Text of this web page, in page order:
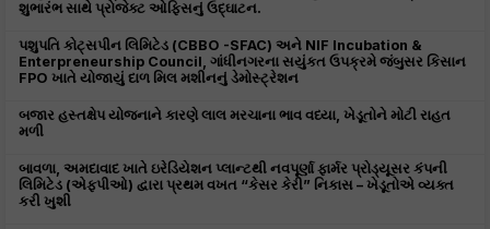
શુભારંભ સાથે પ્રોજેક્ટ ઓફિસનું ઉદ્ઘાટન.
પશુપતિ કોટ્સપીન લિમિટેડ (CBBO -SFAC) અને NIF Incubation &
Enterpreneurship Council, ગાંધીનગરના સયુંકત ઉપક્રમે જંબુસર કિસાન
FPO ખાતે યોજાયું દાળ મિલ મશીનનું ડેમોસ્ટ્રેશન
બજાર હસ્તક્ષેપ યોજનાને કારણે લાલ મરચાના ભાવ વધ્યા, ખેડૂતોને મોટી રાહત
મળી
બાવળા, અમદાવાદ ખાતે ઇરેડિયેશન પ્લાન્ટથી નવપૂર્ણા ફાર્મર પ્રોડ્યૂસર કંપની
લિમિટેડ (એફપીઓ) દ્વારા પ્રથમ વખત “કેસર કેરી” નિકાસ – ખેડૂતોએ વ્યક્ત
કરી ખુશી